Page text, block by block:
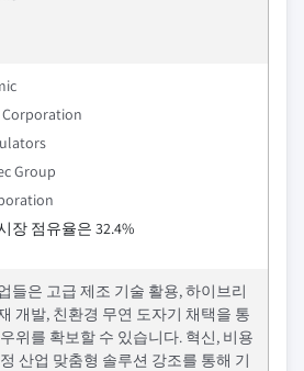
Corporation
Group
장 점유율은 32.4%
들은 고급 제조 기술 활용, 하이브리
개발, 친환경 무연 도자기 채택을 통
위를 확보할 수 있습니다. 혁신, 비용
산업 맞춤형 솔루션 강조를 통해 기